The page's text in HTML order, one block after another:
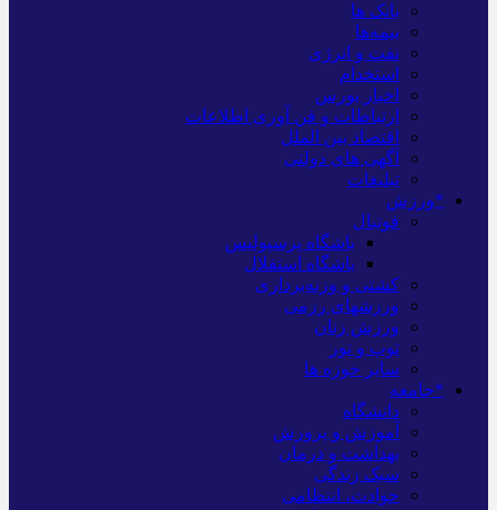
بانک ها
بیمه‌ها
نفت و انرژی
استخدام
اخبار بورس
ارتباطات و فن آوری اطلاعات
اقتصاد بین الملل
آگهی های دولتی
تبلیغات
*ورزش
فوتبال
باشگاه پرسپولیس
باشگاه استقلال
کشتی و وزنه‌برداری
ورزشهای رزمی
ورزش زنان
توپ و تور
سایر حوزه ها
*جامعه
دانشگاه
آموزش و پرورش
بهداشت و درمان
سبک زندگی
حوادث، انتظامی